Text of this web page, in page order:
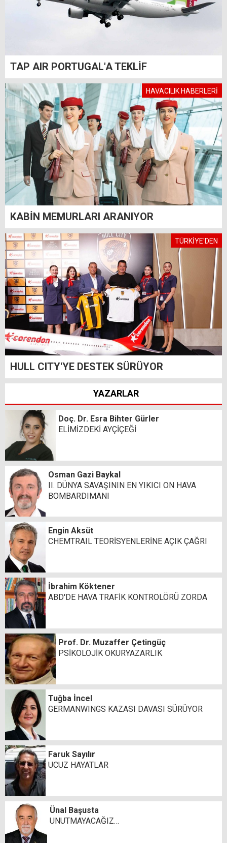
TAP AIR PORTUGAL'A TEKLİF
HAVACILIK HABERLERİ
KABİN MEMURLARI ARANIYOR
TÜRKİYE'DEN
HULL CITY'YE DESTEK SÜRÜYOR
YAZARLAR
Doç. Dr. Esra Bihter Gürler
ELİMİZDEKİ AYÇİÇEĞİ
Osman Gazi Baykal
II. DÜNYA SAVAŞININ EN YIKICI ON HAVA
BOMBARDIMANI
Engin Aksüt
CHEMTRAIL TEORİSYENLERİNE AÇIK ÇAĞRI
İbrahim Köktener
ABD'DE HAVA TRAFİK KONTROLÖRÜ ZORDA
Prof. Dr. Muzaffer Çetingüç
PSİKOLOJİK OKURYAZARLIK
Tuğba İncel
GERMANWINGS KAZASI DAVASI SÜRÜYOR
Faruk Sayılır
UCUZ HAYATLAR
Ünal Başusta
UNUTMAYACAĞIZ…